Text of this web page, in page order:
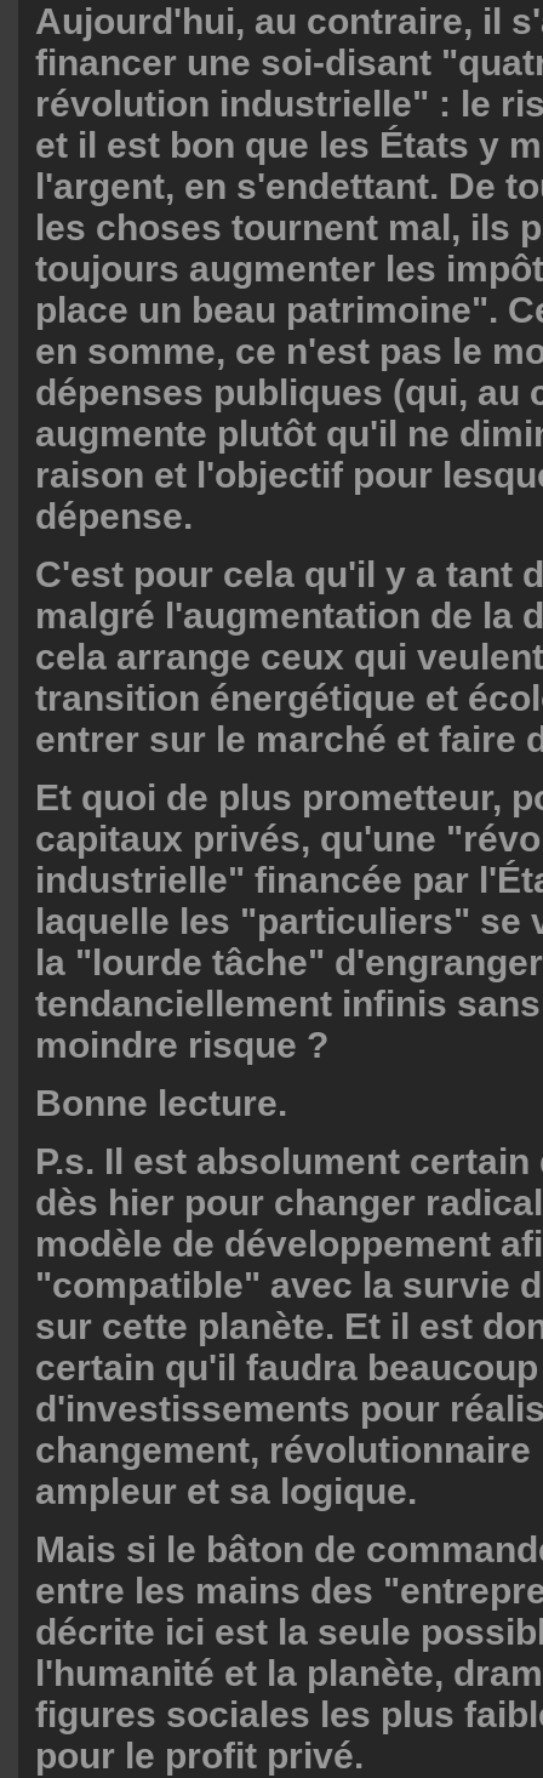
Aujourd'hui, au contraire, il
financer une soi-disant
révolution industrielle" : le
et il est bon que les États y
l'argent, en s'endettant. De
les choses tournent mal, ils
toujours augmenter les
place un beau patrimoine".
en somme, ce n'est pas le
dépenses publiques (qui, au
augmente plutôt qu'il ne
raison et l'objectif pour
dépense.
C'est pour cela qu'il y a tant
malgré l'augmentation de la
cela arrange ceux qui
transition énergétique et
entrer sur le marché et faire
Et quoi de plus prometteur,
capitaux privés, qu'une
industrielle" financée par
laquelle les "particuliers" se
la "lourde tâche"
tendanciellement infinis
moindre risque ?
Bonne lecture.
P.s. Il est absolument
dès hier pour changer
modèle de développement
"compatible" avec la survie
sur cette planète. Et il est
certain qu'il faudra beaucoup
d'investissements pour
changement, révolutionnaire
ampleur et sa logique.
Mais si le bâton de
entre les mains des
décrite ici est la seule
l'humanité et la planète,
figures sociales les plus
pour le profit privé.